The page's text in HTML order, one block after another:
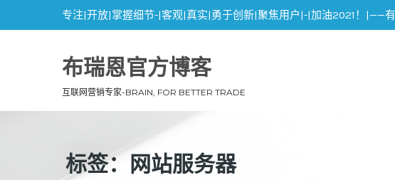
专注|开放|掌握细节-|客观|真实|勇于创新|聚焦用户|-|加油2021！|——
布瑞恩官方博客
互联网营销专家-BRAIN, FOR BETTER TRADE
标签：网站服务器